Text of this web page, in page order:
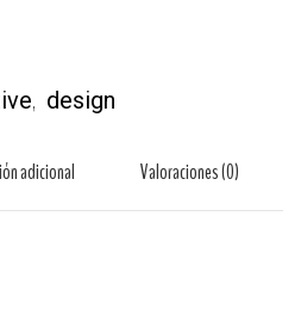
, design
adicional Valoraciones (0)